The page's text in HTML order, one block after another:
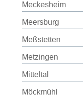
Meckesheim
Meersburg
Meßstetten
Metzingen
Mitteltal
Möckmühl